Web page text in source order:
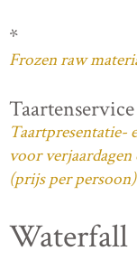
*
Frozen raw
Taartenservice
Taartpresentatie-
voor verjaardagen
(prijs per persoon)
Waterfall